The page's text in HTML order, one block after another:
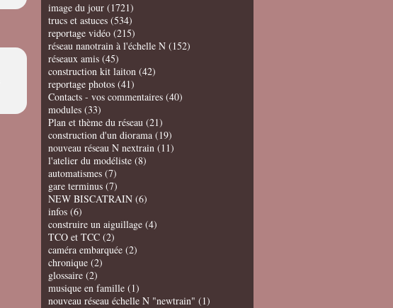
image du jour (1721)
trucs et astuces (534)
reportage vidéo (215)
réseau nanotrain à l'échelle N (152)
réseaux amis (45)
construction kit laiton (42)
reportage photos (41)
Contacts - vos commentaires (40)
modules (33)
Plan et thème du réseau (21)
construction d'un diorama (19)
nouveau réseau N nextrain (11)
l'atelier du modéliste (8)
automatismes (7)
gare terminus (7)
NEW BISCATRAIN (6)
infos (6)
construire un aiguillage (4)
TCO et TCC (2)
caméra embarquée (2)
chronique (2)
glossaire (2)
musique en famille (1)
nouveau réseau échelle N "newtrain" (1)